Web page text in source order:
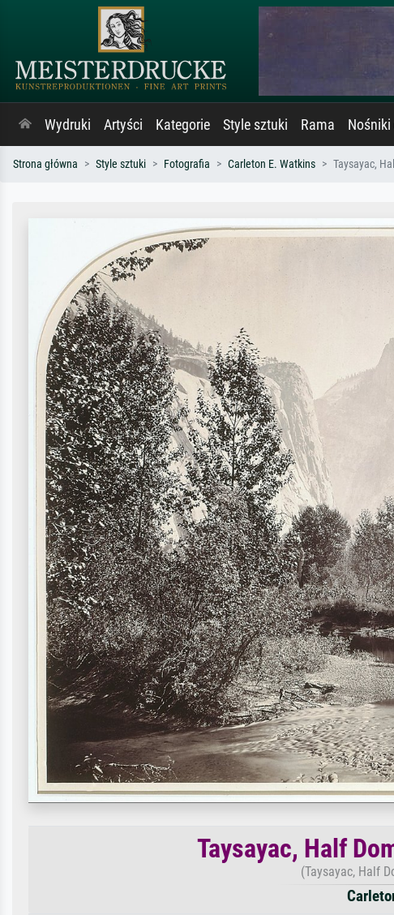
Wydruki Artyści Kategorie Style sztuki Rama
Strona główna Style sztuki Fotografia Carleton E. Watkins Taysayac,
Taysayac, Half
(Taysayac, Half